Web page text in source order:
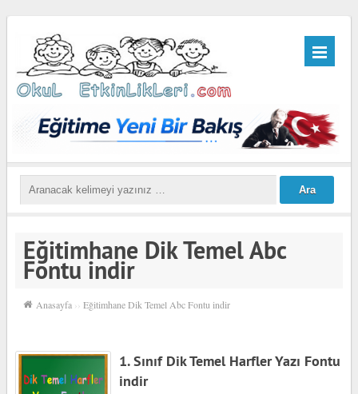
Eğitimhane Dik Temel Abc
Fontu indir
Anasayfa ›› Eğitimhane Dik Temel Abc Fontu indir
1. Sınıf Dik Temel Harfler Yazı Fontu
indir